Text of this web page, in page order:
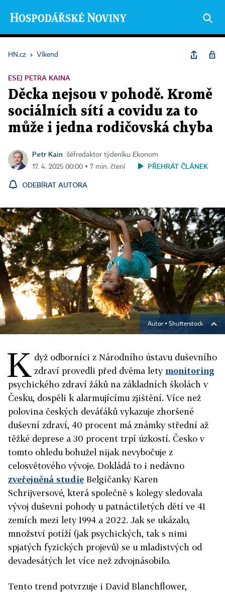
HN.cz › Víkend
ESEJ PETRA KAINA
Děcka nejsou v pohodě. Kromě
sociálních sítí a covidu za to
může i jedna rodičovská chyba
Petr Kain
šéfredaktor týdeníku Ekonom
17. 4. 2025 00:00 ▪ 7 min. čtení
PŘEHRÁT ČLÁNEK
ODEBÍRAT AUTORA
Autor ▪ Shutterstock
K dyž odborníci z Národního ústavu duševního
zdraví provedli před dvěma lety monitoring
psychického zdraví žáků na základních školách v
Česku, dospěli k alarmujícímu zjištění. Více než
polovina českých deváťáků vykazuje zhoršené
duševní zdraví, 40 procent má známky střední až
těžké deprese a 30 procent trpí úzkostí. Česko v
tomto ohledu bohužel nijak nevybočuje z
celosvětového vývoje. Dokládá to i nedávno
zveřejněná studie Belgičanky Karen
Schrijversové, která společně s kolegy sledovala
vývoj duševní pohody u patnáctiletých dětí ve 41
zemích mezi lety 1994 a 2022. Jak se ukázalo,
množství potíží (jak psychických, tak s nimi
spjatých fyzických projevů) se u mladistvých od
devadesátých let více než zdvojnásobilo.
Tento trend potvrzuje i David Blanchflower,